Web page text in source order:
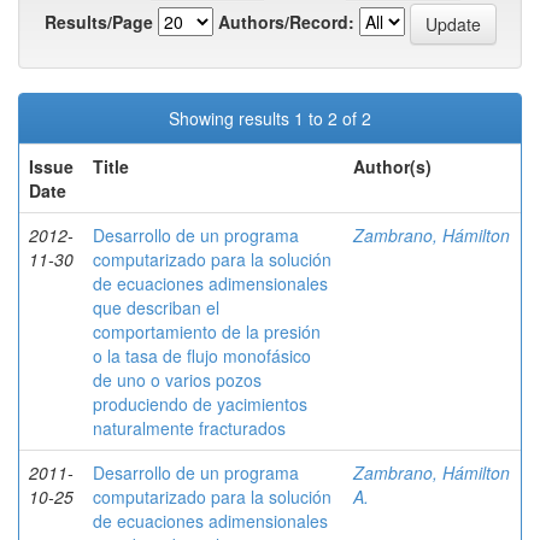
Results/Page
Authors/Record:
Showing results 1 to 2 of 2
Issue
Date
Title Author(s)
2012-
11-30
Desarrollo de un programa
computarizado para la solución
de ecuaciones adimensionales
que describan el
comportamiento de la presión
o la tasa de flujo monofásico
de uno o varios pozos
produciendo de yacimientos
naturalmente fracturados
Zambrano, Hámilton
2011-
10-25
Desarrollo de un programa
computarizado para la solución
de ecuaciones adimensionales
Zambrano, Hámilton
A.